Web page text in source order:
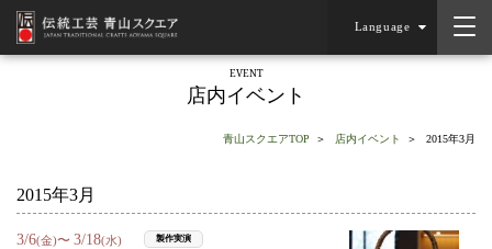
Language
EVENT
店内イベント
青山スクエアTOP 店内イベント 2015年3月
2015年3月
3/6(金)〜 3/18(水) 製作実演